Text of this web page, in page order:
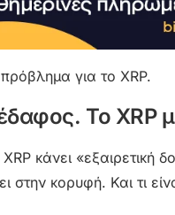
για το XRP.
Το XRP
κάνει
στην κορυφή. Και τι